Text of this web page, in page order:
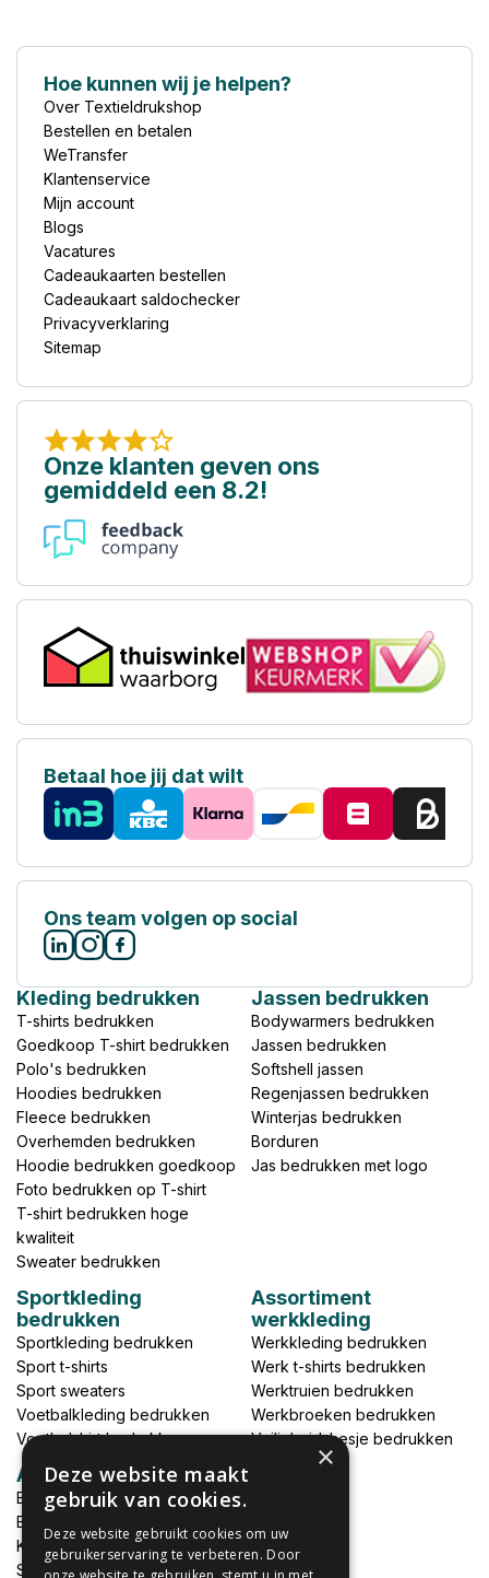
Hoe kunnen wij je helpen?
Over Textieldrukshop
Bestellen en betalen
WeTransfer
Klantenservice
Mijn account
Blogs
Vacatures
Cadeaukaarten bestellen
Cadeaukaart saldochecker
Privacyverklaring
Sitemap
Onze klanten geven ons
gemiddeld een 8.2!
Betaal hoe jij dat wilt
Ons team volgen op social
Kleding bedrukken
T-shirts bedrukken
Goedkoop T-shirt bedrukken
Polo's bedrukken
Hoodies bedrukken
Fleece bedrukken
Overhemden bedrukken
Hoodie bedrukken goedkoop
Foto bedrukken op T-shirt
T-shirt bedrukken hoge
kwaliteit
Sweater bedrukken
Jassen bedrukken
Bodywarmers bedrukken
Jassen bedrukken
Softshell jassen
Regenjassen bedrukken
Winterjas bedrukken
Borduren
Jas bedrukken met logo
Sportkleding
bedrukken
Sportkleding bedrukken
Sport t-shirts
Sport sweaters
Voetbalkleding bedrukken
Voetbalshirt bedrukken
Assortiment
werkkleding
Werkkleding bedrukken
Werk t-shirts bedrukken
Werktruien bedrukken
Werkbroeken bedrukken
Veiligheidshesje bedrukken
Accessoires
Babykleding bedrukken
Broek bedrukken
Kapmantels bedrukken
Schort bedrukken
×
Deze website maakt
gebruik van cookies.
Deze website gebruikt cookies om uw
gebruikerservaring te verbeteren. Door